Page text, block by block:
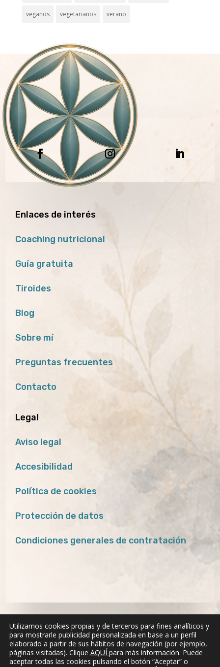
veganos vegetarianos verano
Enlaces de interés
Coaching nutricional
Guía gratuita
Tiroides
Blog
Sobre mí
Preguntas frecuentes
Contacto
Legal
Aviso legal
Accesibilidad
Política de cookies
Protección de datos
Condiciones generales de contratación
Utilizamos cookies propias y de terceros para fines analíticos y
para mostrarle publicidad personalizada en base a un perfil
elaborado a partir de sus hábitos de navegación (por ejemplo,
páginas visitadas). Clique AQUÍ para más información. Puede
aceptar todas las cookies pulsando el botón “Aceptar” o